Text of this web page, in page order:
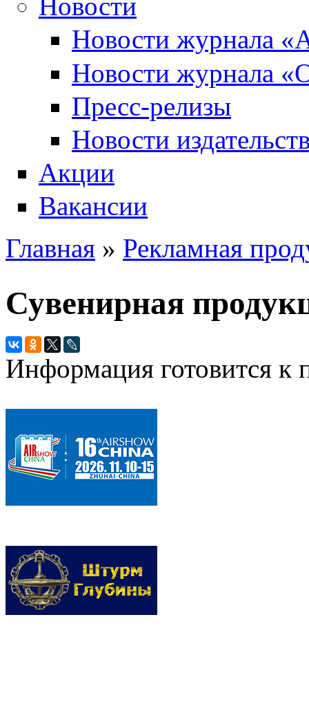
Новости
Новости журнала
Новости журнала
Пресс-релизы
Новости
Акции
Вакансии
Вы здесь
Главная » Рекламная
Сувенирная
Информация готовится к